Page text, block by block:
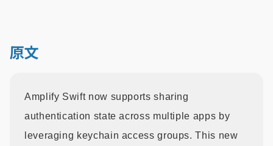
原文
Amplify Swift now supports sharing
authentication state across multiple apps by
leveraging keychain access groups. This new